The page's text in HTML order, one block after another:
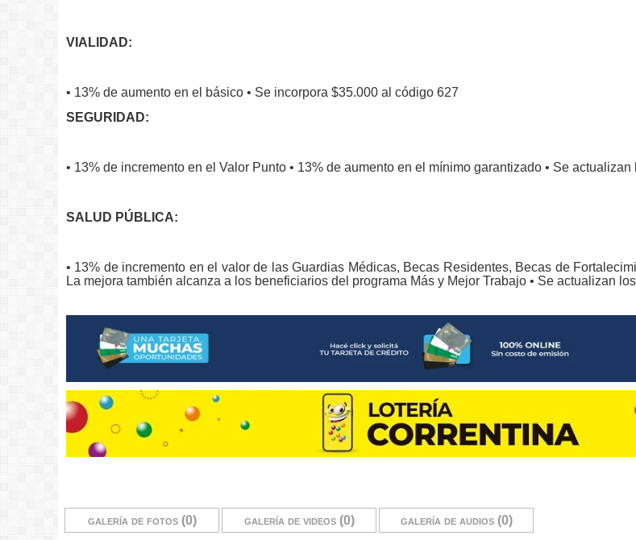
VIALIDAD:
• 13% de aumento en el básico • Se incorpora $35.000 al código 627
SEGURIDAD:
• 13% de incremento en el Valor Punto • 13% de aumento en el mínimo garantizado • Se
SALUD PÚBLICA:
• 13% de incremento en el valor de las Guardias Médicas, Becas Residentes, Becas de
La mejora también alcanza a los beneficiarios del programa Más y Mejor Trabajo • Se actualizan
galería de fotos (0) galería de videos (0) galería de audios (0)